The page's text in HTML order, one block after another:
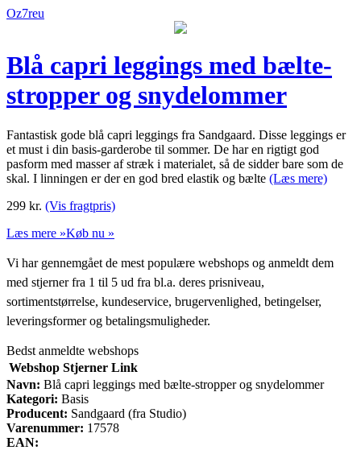
Oz7reu
Blå capri leggings med bælte-
stropper og snydelommer
Fantastisk gode blå capri leggings fra Sandgaard. Disse leggings er
et must i din basis-garderobe til sommer. De har en rigtigt god
pasform med masser af stræk i materialet, så de sidder bare som de
skal. I linningen er der en god bred elastik og bælte (Læs mere)
299 kr. (Vis fragtpris)
Læs mere »Køb nu »
Vi har gennemgået de mest populære webshops og anmeldt dem
med stjerner fra 1 til 5 ud fra bl.a. deres prisniveau,
sortimentstørrelse, kundeservice, brugervenlighed, betingelser,
leveringsformer og betalingsmuligheder.
Bedst anmeldte webshops
Webshop Stjerner Link
Navn: Blå capri leggings med bælte-stropper og snydelommer
Kategori: Basis
Producent: Sandgaard (fra Studio)
Varenummer: 17578
EAN: